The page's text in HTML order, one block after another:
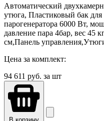
Автоматический
утюга, Пластиковый бак
парогенератора 6000 Вт,
давление пара 4бар, вес 45
см,Панель
Цена за комплект:
94 611 руб. за шт